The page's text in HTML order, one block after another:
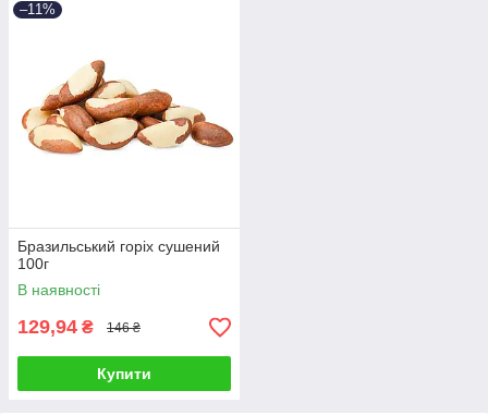
–11%
Бразильський горіх сушений
100г
В наявності
129,94 ₴ 146 ₴
Купити